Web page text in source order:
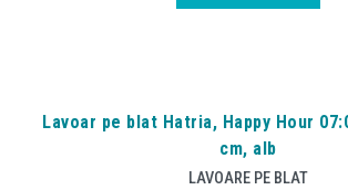
Lavoar pe blat Hatria, Happy Hour
cm, alb
LAVOARE PE BLAT